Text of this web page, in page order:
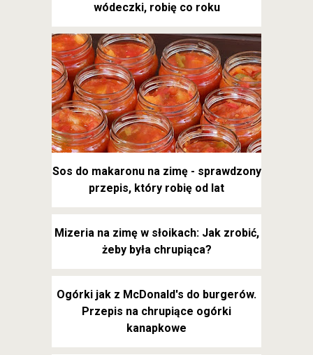
Najlepsza sałatka teściowej na zimę
Krokodylki - ulubione ogóreczki do
wódeczki, robię co roku
Sos do makaronu na zimę - sprawdzony
przepis, który robię od lat
Mizeria na zimę w słoikach: Jak zrobić,